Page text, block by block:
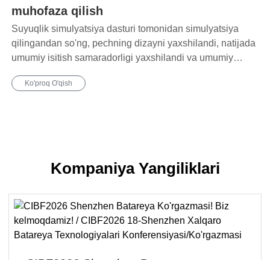
muhofaza qilish
Suyuqlik simulyatsiya dasturi tomonidan simulyatsiya
qilingandan so'ng, pechning dizayni yaxshilandi, natijada
umumiy isitish samaradorligi yaxshilandi va umumiy
Ko'proq O'qish
Kompaniya Yangiliklari